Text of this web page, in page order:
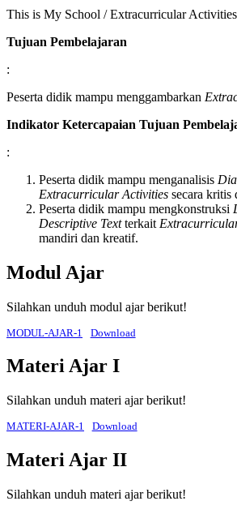
This is My School / Extracurricular Activities
Tujuan Pembelajaran
:
Peserta didik mampu menggambarkan
Indikator Ketercapaian Tujuan
:
Peserta didik mampu menganalisis
Extracurricular Activities secara kritis
Peserta didik mampu mengkonstruksi
Descriptive Textterkait
mandiri dan kreatif.
Modul Ajar
Silahkan unduh modul ajar berikut!
MODUL-AJAR-1 Download
Materi Ajar I
Silahkan unduh materi ajar berikut!
MATERI-AJAR-1 Download
Materi Ajar II
Silahkan unduh materi ajar berikut!